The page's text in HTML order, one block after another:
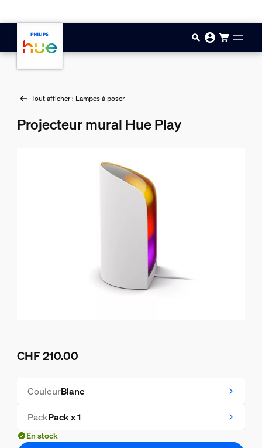
Tout afficher : Lampes à poser
Projecteur mural Hue Play
CHF 210.00
CouleurBlanc
PackPack x 1
En stock